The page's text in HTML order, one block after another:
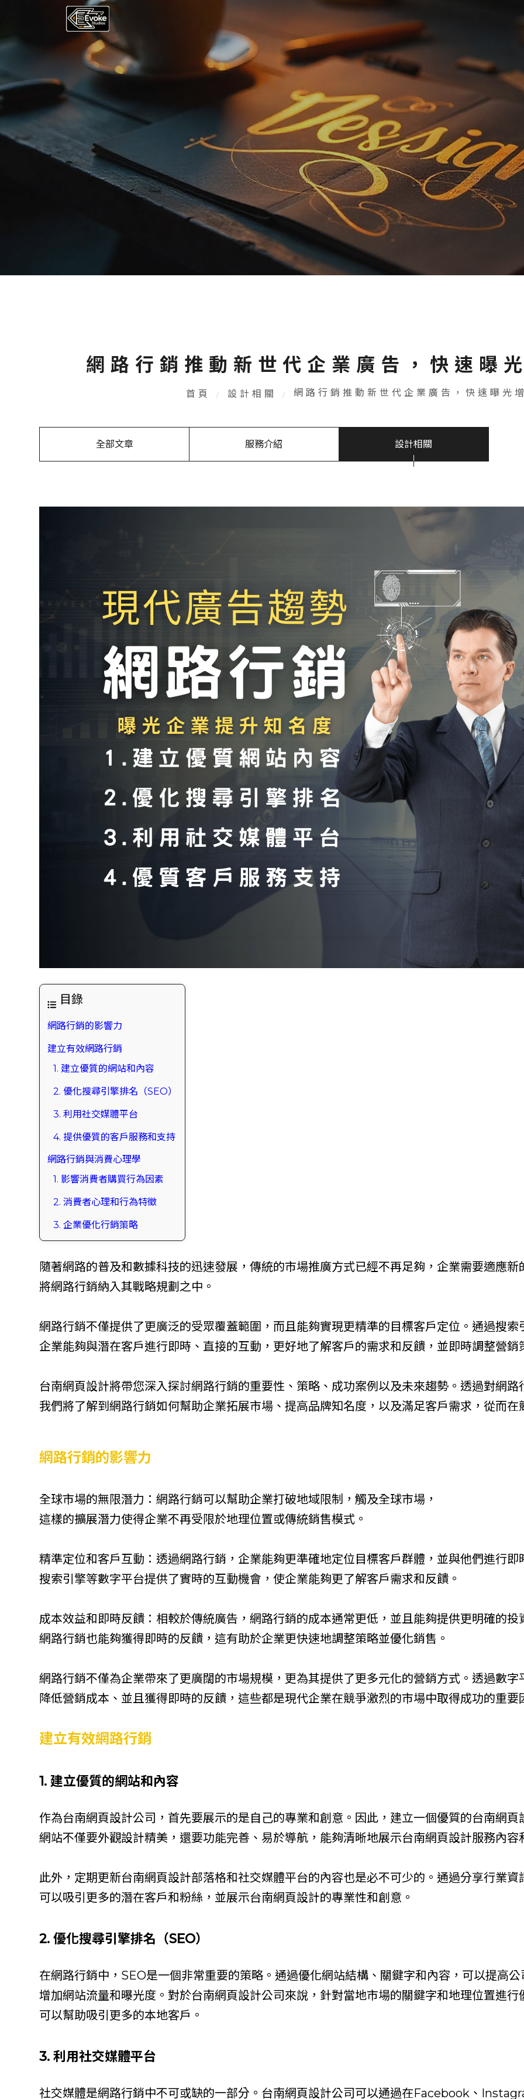
首頁
最新資訊
服務介紹
設計相關
網站小知識
案例分享
網路行銷推動新世代企業廣告，快速曝
首頁 設計相關 網路行銷推動新世代企業廣告，快速曝光
全部文章 服務介紹 設計相關
快速曝光增加品牌知名度
台南網頁設計CMS後台該有哪
管理內容到SEO系統
RWD台南網頁設計-網站、
SEO、
廣告全包式方案一篇就看懂
自媒體網頁設計｜Evoke
Studio
現代網站設計趨勢：2025
年必備的網站設計思維與實踐
關鍵字廣告實戰策略：
從選字到轉換的全流程優化
（2025 完整指南）
SEO 轉換導向篇：
把每一次點擊，變成一次
「被說服的體驗」
低碳／綠色網頁設計：
讓每一次載入都更環保
2025 最新網站設計趨勢：AI、
情感設計如何影響品牌數位轉換
語音搜尋與內容策略該怎麼優化
一篇看懂
略
網站設計費用怎麼算？
SEO 怎麼做才有效？
從策略到執行的完整 SEO
新手必懂的網頁設計原則、
費用差異與常見陷阱解析
從設計風格、報價到後續維護，
選到真正適合你的團隊
企業與品牌必懂的 SEO
策略與實戰流程全指南
高成效網頁設計的核心架構
目錄
網路行銷的影響力
建立有效網路行銷
1. 建立優質的網站和內容
2. 優化搜尋引擎排名（SEO）
3. 利用社交媒體平台
4. 提供優質的客戶服務和支持
網路行銷與消費心理學
1. 影響消費者購買行為因素
2. 消費者心理和行為特徵
3. 企業優化行銷策略
隨著網路的普及和數據科技的迅速發展，傳統的市場推廣方式已經不再足夠，企業需要適應新
將網路行銷納入其戰略規劃之中。
網路行銷不僅提供了更廣泛的受眾覆蓋範圍，而且能夠實現更精準的目標客戶定位。通過搜索
企業能夠與潛在客戶進行即時、直接的互動，更好地了解客戶的需求和反饋，並即時調整營銷
台南網頁設計將帶您深入探討網路行銷的重要性、策略、成功案例以及未來趨勢。透過對網路
我們將了解到網路行銷如何幫助企業拓展市場、提高品牌知名度，以及滿足客戶需求，從而在
網路行銷的影響力
全球市場的無限潛力：網路行銷可以幫助企業打破地域限制，觸及全球市場，
這樣的擴展潛力使得企業不再受限於地理位置或傳統銷售模式。
精準定位和客戶互動：透過網路行銷，企業能夠更準確地定位目標客戶群體，並與他們進行即
搜索引擎等數字平台提供了實時的互動機會，使企業能夠更了解客戶需求和反饋。
成本效益和即時反饋：相較於傳統廣告，網路行銷的成本通常更低，並且能夠提供更明確的投
網路行銷也能夠獲得即時的反饋，這有助於企業更快速地調整策略並優化銷售。
網路行銷不僅為企業帶來了更廣闊的市場規模，更為其提供了更多元化的營銷方式。透過數字
降低營銷成本、並且獲得即時的反饋，這些都是現代企業在競爭激烈的市場中取得成功的重要
建立有效網路行銷
1. 建立優質的網站和內容
作為台南網頁設計公司，首先要展示的是自己的專業和創意。因此，建立一個優質的台南網頁
網站不僅要外觀設計精美，還要功能完善、易於導航，能夠清晰地展示台南網頁設計服務內容
此外，定期更新台南網頁設計部落格和社交媒體平台的內容也是必不可少的。通過分享行業資
可以吸引更多的潛在客戶和粉絲，並展示台南網頁設計的專業性和創意。
2. 優化搜尋引擎排名（SEO）
在網路行銷中，SEO是一個非常重要的策略。通過優化網站結構、關鍵字和內容，可以提高公
增加網站流量和曝光度。對於台南網頁設計公司來說，針對當地市場的關鍵字和地理位置進行
可以幫助吸引更多的本地客戶。
3. 利用社交媒體平台
社交媒體是網路行銷中不可或缺的一部分。台南網頁設計公司可以通過在Facebook、